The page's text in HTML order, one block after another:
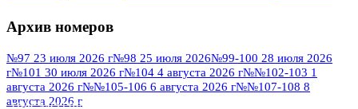
№95 7 августа 2012 г
№95 28 июля 2016 г №95+96 3 августа
2013 г№96 6 июля 2017 г№96 9 августа
2012 г №96 28 июля 2015 г
Архив номеров
№97 23 июля 2026 г№98 25 июля 2026№99-100 28 июля 2026
г№101 30 июля 2026 г№104 4 августа 2026 г№№102-103 1
августа 2026 г№№105-106 6 августа 2026 г№№107-108 8
августа 2026 г